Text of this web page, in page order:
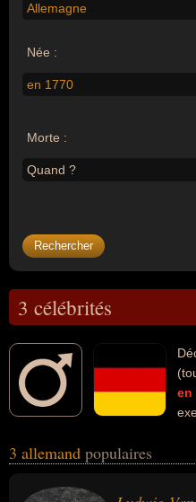
Allemagne
Née :
en 1770
Morte :
Quand ?
3 célébrités
en
personnalités (de sexe
la littérature. Ces célébrités
3 allemand populaires